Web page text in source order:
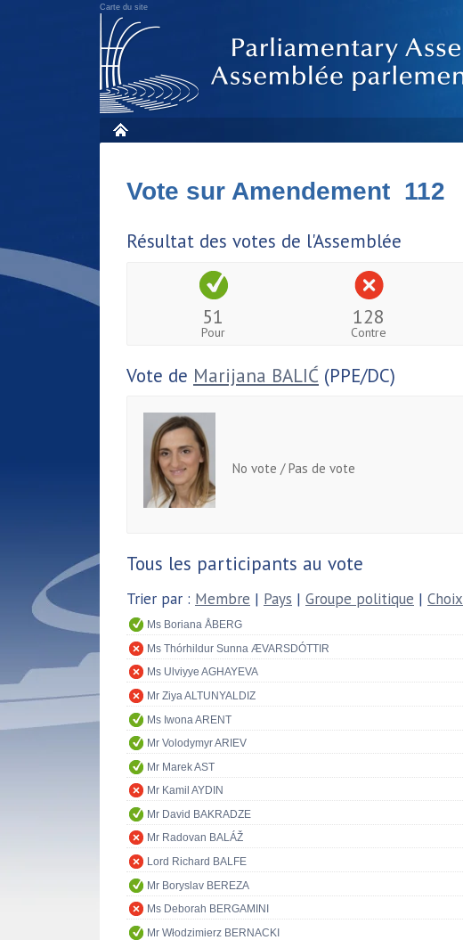
Carte du site
Vote sur Amendement 112
Résultat des votes de l'Assemblée
51
Pour
128
Contre
Vote de Marijana BALIĆ (PPE/DC)
No vote / Pas de vote
Tous les participants au vote
Trier par : Membre | Pays | Groupe politique | Choix
Ms Boriana ÅBERG
Ms Thórhildur Sunna ÆVARSDÓTTIR
Ms Ulviyye AGHAYEVA
Mr Ziya ALTUNYALDIZ
Ms Iwona ARENT
Mr Volodymyr ARIEV
Mr Marek AST
Mr Kamil AYDIN
Mr David BAKRADZE
Mr Radovan BALÁŽ
Lord Richard BALFE
Mr Boryslav BEREZA
Ms Deborah BERGAMINI
Mr Włodzimierz BERNACKI